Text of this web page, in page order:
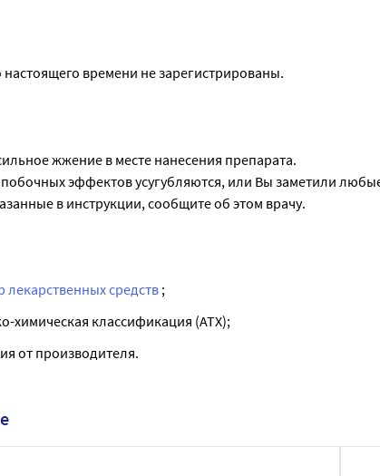
времени не зарегистрированы.
жжение в месте нанесения препарата.
эффектов усугубляются, или Вы заметили
в инструкции, сообщите об этом врачу.
лекарственных средств ;
химическая классификация (ATX);
от производителя.